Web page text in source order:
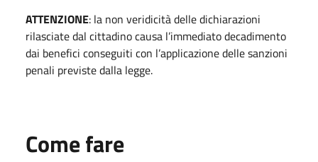
ATTENZIONE: la non veridicità delle dichiarazioni
rilasciate dal cittadino causa l’immediato decadimento
dai benefici conseguiti con l’applicazione delle sanzioni
penali previste dalla legge.
Come fare